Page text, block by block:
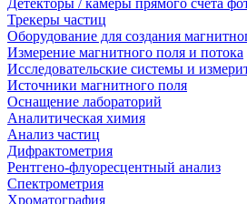
Детекторы / камеры прямого счета
Трекеры частиц
Оборудование для создания
Измерение магнитного поля и потока
Исследовательские системы и
Источники магнитного поля
Оснащение лабораторий
Аналитическая химия
Анализ частиц
Дифрактометрия
Рентгено-флуоресцентный анализ
Спектрометрия
Хроматография